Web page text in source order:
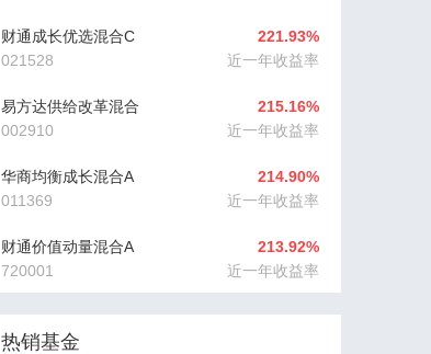
财通成长优选混合C
021528
221.93%
近一年收益率
易方达供给改革混合
002910
215.16%
近一年收益率
华商均衡成长混合A
011369
214.90%
近一年收益率
财通价值动量混合A
720001
213.92%
近一年收益率
热销基金